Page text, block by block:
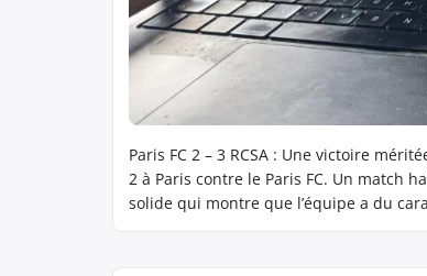
Paris FC 2 – 3 RCSA : Une victoire
2 à Paris contre le Paris FC. Un match
solide qui montre que l’équipe a du